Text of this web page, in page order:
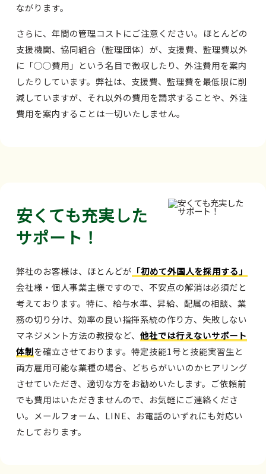
ながります。
さらに、年間の管理コストにご注意ください。ほとんどの
支援機関、協同組合（監理団体）が、支援費、監理費以外
に「○○費用」という名目で徴収したり、外注費用を案内
したりしています。弊社は、支援費、監理費を最低限に削
減していますが、それ以外の費用を請求することや、外注
費用を案内することは一切いたしません。
安くても充実した
サポート！
弊社のお客様は、ほとんどが 「初めて外国人を採用する」
会社様・個人事業主様ですので、不安点の解消は必須だと
考えております。特に、給与水準、昇給、配属の相談、業
務の切り分け、効率の良い指揮系統の作り方、失敗しない
マネジメント方法の教授など、 他社では行えないサポート
体制を確立させております。特定技能1号と技能実習生と
両方雇用可能な業種の場合、どちらがいいのかヒアリング
させていただき、適切な方をお勧めいたします。ご依頼前
でも費用はいただきませんので、お気軽にご連絡くださ
い。メールフォーム、LINE、お電話のいずれにも対応い
たしております。